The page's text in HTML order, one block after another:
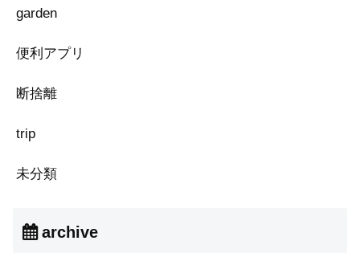
garden
便利アプリ
断捨離
trip
未分類
archive